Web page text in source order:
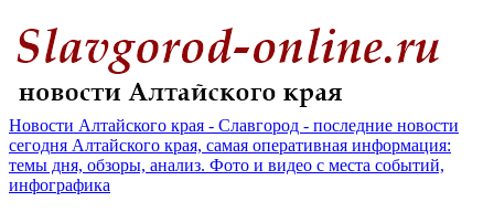
Новости Алтайского края - Славгород - последние новости
сегодня Алтайского края, самая оперативная информация:
темы дня, обзоры, анализ. Фото и видео с места событий,
инфографика